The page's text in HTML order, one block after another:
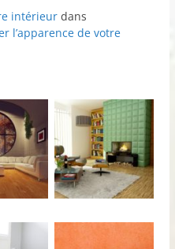
intérieurdans
l’apparence de votre